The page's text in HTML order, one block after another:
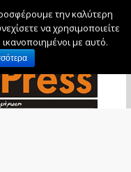
2026
την καλύτερη
να χρησιμοποιείτε
με αυτό.